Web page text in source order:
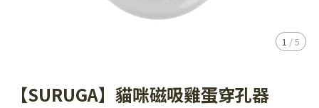
1 /5
【SURUGA】貓咪磁吸雞蛋穿孔器